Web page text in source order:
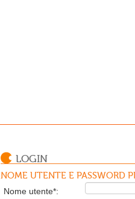
LOGIN
NOME UTENTE E PASSWORD
Nome utente*: